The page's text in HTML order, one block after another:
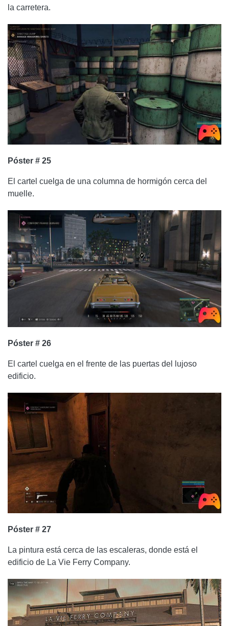
la carretera.
Póster # 25
El cartel cuelga de una columna de hormigón cerca del
muelle.
Póster # 26
El cartel cuelga en el frente de las puertas del lujoso
edificio.
Póster # 27
La pintura está cerca de las escaleras, donde está el
edificio de La Vie Ferry Company.